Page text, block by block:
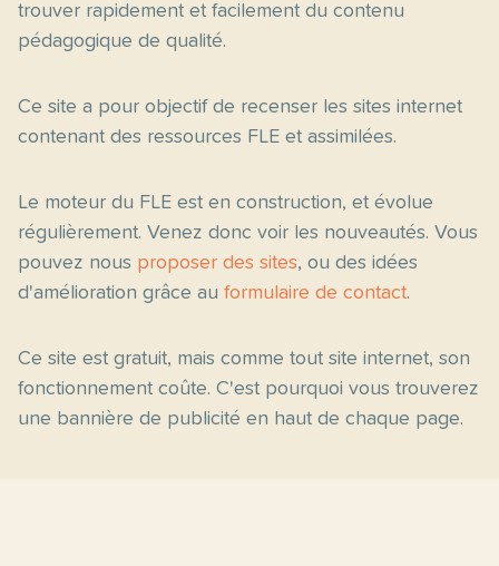
trouver rapidement et facilement du contenu
pédagogique de qualité.
Ce site a pour objectif de recenser les sites internet
contenant des ressources FLE et assimilées.
Le moteur du FLE est en construction, et évolue
régulièrement. Venez donc voir les nouveautés. Vous
pouvez nous proposer des sites, ou des idées
d'amélioration grâce au formulaire de contact.
Ce site est gratuit, mais comme tout site internet, son
fonctionnement coûte. C'est pourquoi vous trouverez
une bannière de publicité en haut de chaque page.